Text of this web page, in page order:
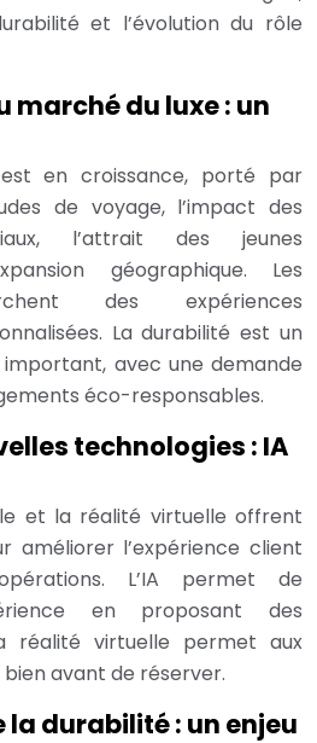
et l’évolution du rôle
marché du luxe : un
en croissance, porté par
de voyage, l’impact des
l’attrait des jeunes
géographique. Les
des expériences
La durabilité est un
avec une demande
éco-responsables.
technologies : IA
et la réalité virtuelle offrent
améliorer l’expérience client
L’IA permet de
en proposant des
réalité virtuelle permet aux
avant de réserver.
la durabilité : un enjeu